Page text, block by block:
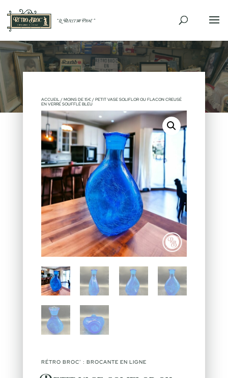
ACCUEIL/ MOINS DE 15€/ PETIT VASE SOLIFLOR OU FLACON CREUSÉ
EN VERRE SOUFFLÉ BLEU
RÉTRO BROC’ : BROCANTE EN LIGNE